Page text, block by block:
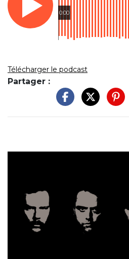
0:00
Télécharger le podcast
Partager :